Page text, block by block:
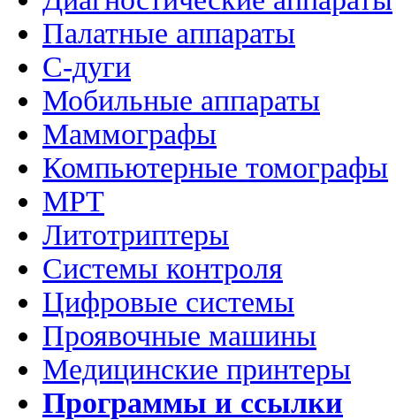
Палатные аппараты
C-дуги
Мобильные аппараты
Маммографы
Компьютерные томографы
МРТ
Литотриптеры
Системы контроля
Цифровые системы
Проявочные машины
Медицинские принтеры
Программы и ссылки